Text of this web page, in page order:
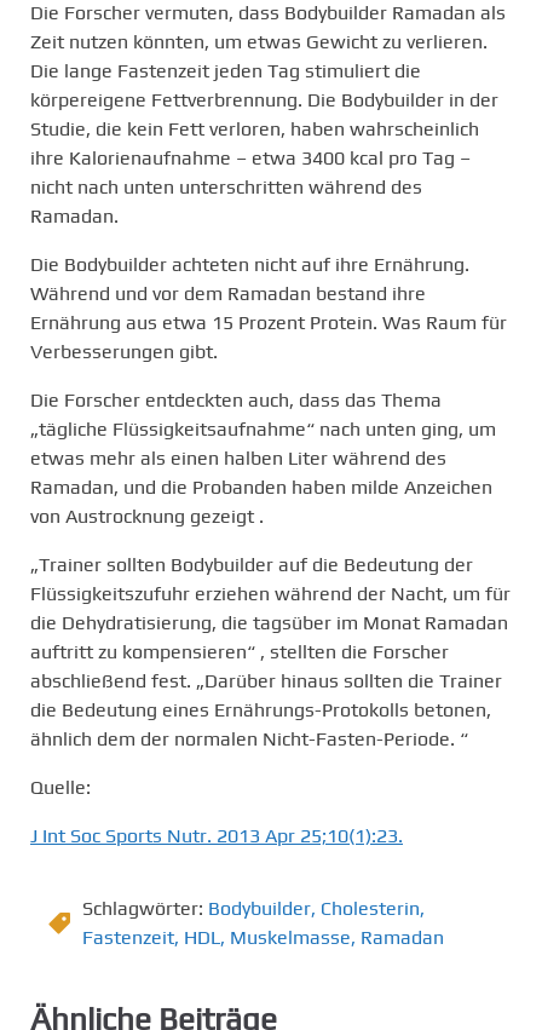
Die Forscher vermuten, dass Bodybuilder Ramadan als
Zeit nutzen könnten, um etwas Gewicht zu verlieren.
Die lange Fastenzeit jeden Tag stimuliert die
körpereigene Fettverbrennung. Die Bodybuilder in der
Studie, die kein Fett verloren, haben wahrscheinlich
ihre Kalorienaufnahme – etwa 3400 kcal pro Tag –
nicht nach unten unterschritten während des
Ramadan.
Die Bodybuilder achteten nicht auf ihre Ernährung.
Während und vor dem Ramadan bestand ihre
Ernährung aus etwa 15 Prozent Protein. Was Raum für
Verbesserungen gibt.
Die Forscher entdeckten auch, dass das Thema
„tägliche Flüssigkeitsaufnahme“ nach unten ging, um
etwas mehr als einen halben Liter während des
Ramadan, und die Probanden haben milde Anzeichen
von Austrocknung gezeigt .
„Trainer sollten Bodybuilder auf die Bedeutung der
Flüssigkeitszufuhr erziehen während der Nacht, um für
die Dehydratisierung, die tagsüber im Monat Ramadan
auftritt zu kompensieren“ , stellten die Forscher
abschließend fest. „Darüber hinaus sollten die Trainer
die Bedeutung eines Ernährungs-Protokolls betonen,
ähnlich dem der normalen Nicht-Fasten-Periode. “
Quelle:
J Int Soc Sports Nutr. 2013 Apr 25;10(1):23.
Schlagwörter: Bodybuilder, Cholesterin,
Fastenzeit, HDL, Muskelmasse, Ramadan
Ähnliche Beiträge